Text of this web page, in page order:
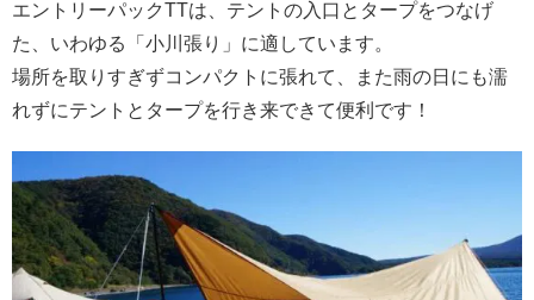
エントリーパックTTは、テントの入口とタープをつなげ
た、いわゆる「小川張り」に適しています。
場所を取りすぎずコンパクトに張れて、また雨の日にも濡
れずにテントとタープを行き来できて便利です！